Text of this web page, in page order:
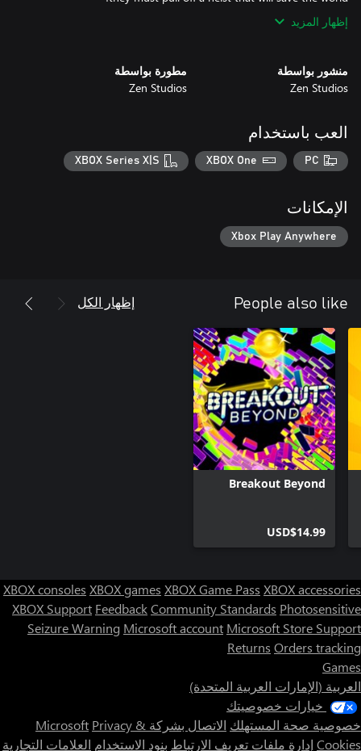
إظهار المزيد
منشور بواسطة
Zen Studios
مطورة بواسطة
Zen Studios
العب باستخدام
PC
XBOX One
XBOX Series X|S
الإمكانات
Xbox Play Anywhere
People also like إظهار الكل
Breakout Beyond
USD$14.99
XBOX consoles XBOX games XBOX Game Pass XBOX accessories
XBOX Support FeedbackCommunity Standards Photosensitive
Seizure Warning Microsoft account Microsoft Store Support
Returns Orders tracking
Games
العربية (الإمارات العربية المتحدة)
خيارات خصوصيتك
خصوصية صحة المستهلك الاتصال بشركة Microsoft Privacy &
Cookies إدارة ملفات تعريف الارتباط بنود الاستخدام العلامات التجارية